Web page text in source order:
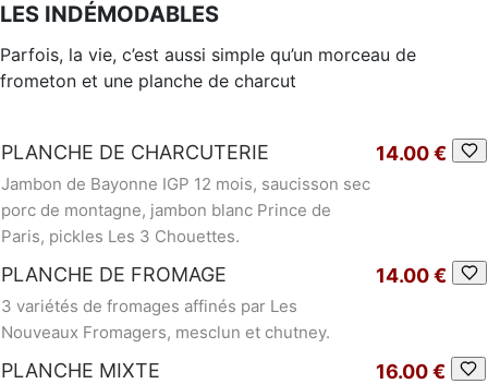
LES INDÉMODABLES
Parfois, la vie, c’est aussi simple qu’un morceau de
frometon et une planche de charcut
PLANCHE DE CHARCUTERIE
Jambon de Bayonne IGP 12 mois, saucisson sec
porc de montagne, jambon blanc Prince de
Paris, pickles Les 3 Chouettes.
14.00 €
PLANCHE DE FROMAGE
3 variétés de fromages affinés par Les
Nouveaux Fromagers, mesclun et chutney.
14.00 €
PLANCHE MIXTE 16.00 €